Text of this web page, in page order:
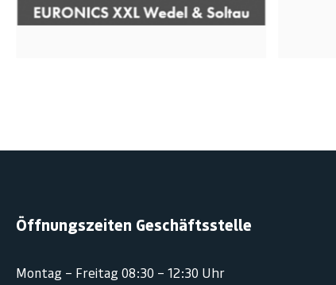
Öffnungszeiten Geschäftsstelle
Montag – Freitag 08:30 – 12:30 Uhr